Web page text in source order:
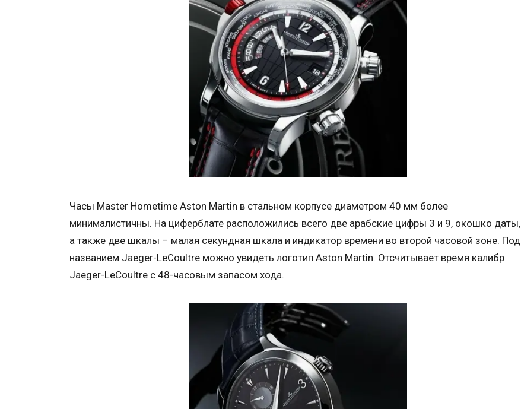
Часы Master Hometime Aston Martin в стальном корпусе диаметром 40 мм более
минималистичны. На циферблате расположились всего две арабские цифры 3 и 9, окошко даты,
а также две шкалы – малая секундная шкала и индикатор времени во второй часовой зоне. Под
названием Jaeger-LeCoultre можно увидеть логотип Aston Martin. Отсчитывает время калибр
Jaeger-LeCoultre с 48-часовым запасом хода.